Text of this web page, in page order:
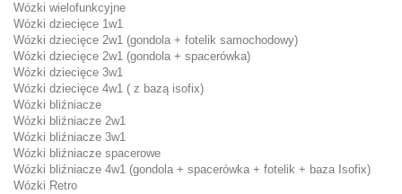
Wózki wielofunkcyjne
Wózki dziecięce 1w1
Wózki dziecięce 2w1 (gondola + fotelik samochodowy)
Wózki dziecięce 2w1 (gondola + spacerówka)
Wózki dziecięce 3w1
Wózki dziecięce 4w1 ( z bazą isofix)
Wózki bliźniacze
Wózki bliźniacze 2w1
Wózki bliźniacze 3w1
Wózki bliźniacze spacerowe
Wózki bliźniacze 4w1 (gondola + spacerówka + fotelik + baza Isofix)
Wózki Retro